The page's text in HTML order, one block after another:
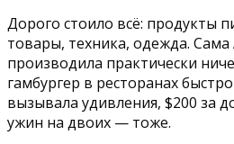
Дорого стоило всё: продукты
товары, техника, одежда. Сама
производила практически
гамбургер в ресторанах
вызывала удивления, $200 за
ужин на двоих — тоже.